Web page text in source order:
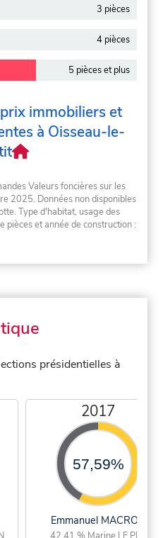
3 pièces
4 pièces
5 pièces et plus
immobiliers et
à Oisseau-le-
Valeurs foncières sur les
2025. Données non disponibles
Type d'habitat, usage des
pièces et année de construction :
présidentielles à
2017
57,59%
Emmanuel MACRON